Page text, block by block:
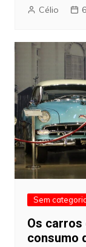
Célio
Sem
Os carros
consumo